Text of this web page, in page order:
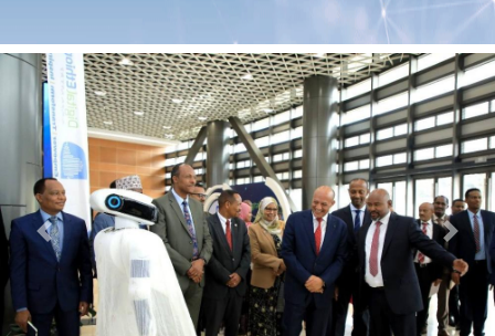
Previous Next